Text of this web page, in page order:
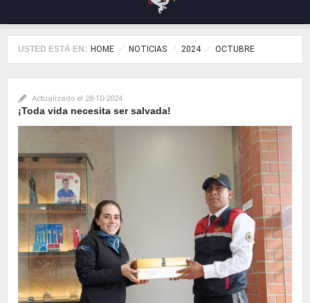
USTED ESTÁ EN: HOME NOTICIAS 2024 OCTUBRE
Actualizado el 28-10-2024
¡Toda vida necesita ser salvada!